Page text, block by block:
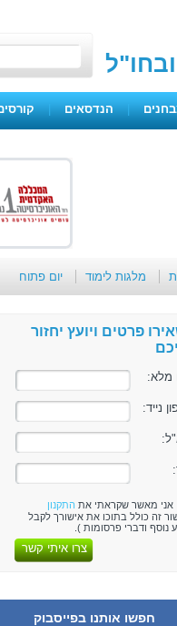
| הנדסאים |
מלגות לימוד יום פתוח
פרטים ויועץ יחזור
מלא:
נייד:
אני מאשר שקראתי את התקנון
זה כולל בתוכו את אישורך לקבל
נוסף ודברי פרסומות ).
צרו איתי קשר
חפשו אותנו בפייסבוק